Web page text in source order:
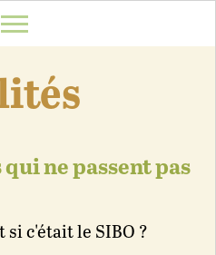
ne passent pas
si c'était le SIBO ?